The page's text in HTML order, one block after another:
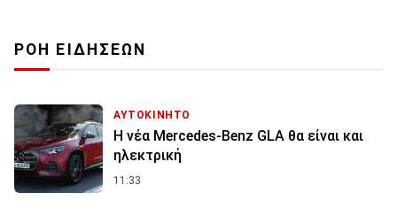
ΡΟΗ ΕΙΔΗΣΕΩΝ
ΑΥΤΟΚΙΝΗΤΟ
Η νέα Mercedes-Benz GLA θα είναι και
ηλεκτρική
11:33